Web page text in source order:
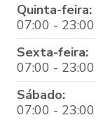
Quinta-feira:
07:00 - 23:00
Sexta-feira:
07:00 - 23:00
Sábado:
07:00 - 23:00